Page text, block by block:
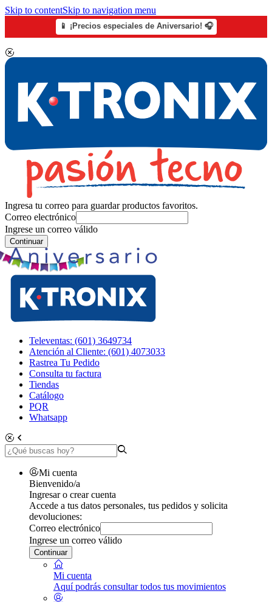
Skip to contentSkip to navigation menu
📱 ¡Precios especiales de Aniversario! 🎧
Ingresa tu correo para guardar productos favoritos.
Correo electrónico
Ingrese un correo válido
Continuar
Televentas: (601) 3649734
Atención al Cliente: (601) 4073033
Rastrea Tu Pedido
Consulta tu factura
Tiendas
Catálogo
PQR
Whatsapp
Mi cuenta
Bienvenido/a
Ingresar o crear cuenta
Accede a tus datos personales, tus pedidos y solicita
devoluciones:
Correo electrónico
Ingrese un correo válido
Continuar
Mi cuenta
Aquí podrás consultar todos tus movimientos